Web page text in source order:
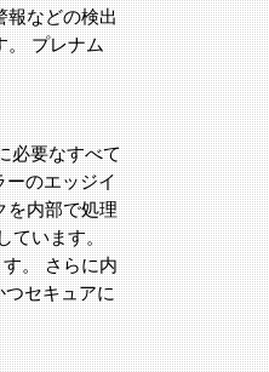
報などの検出
。 プレナム
必要なすべて
ーのエッジイ
を内部で処理
ています。
。 さらに内
つセキュアに